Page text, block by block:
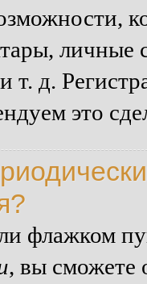
т. д.
это
флажком
, вы сможете